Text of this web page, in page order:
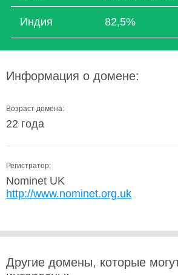
Индия 82,5%
Информация о домене:
Возраст домена:
22 года
Регистратор:
Nominet UK
http://www.nominet.org.uk
Другие домены, которые